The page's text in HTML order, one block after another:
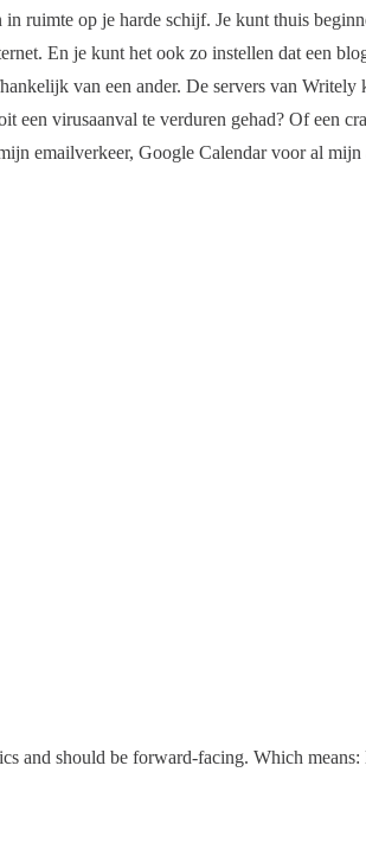
ruimte op je harde schijf. Je kunt thuis
En je kunt het ook zo instellen dat een
van een ander. De servers van
een virusaanval te verduren gehad? Of een
emailverkeer, Google Calendar voor al
and should be forward-facing. Which